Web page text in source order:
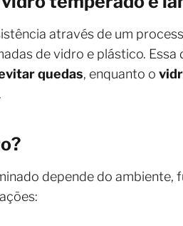
através de um
de vidro e plástico. Essa
quedas, enquanto o
.
depende do ambiente,